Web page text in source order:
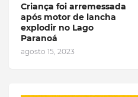
Criança foi arremessada
após motor de lancha
explodir no Lago
Paranoá
agosto 15, 2023